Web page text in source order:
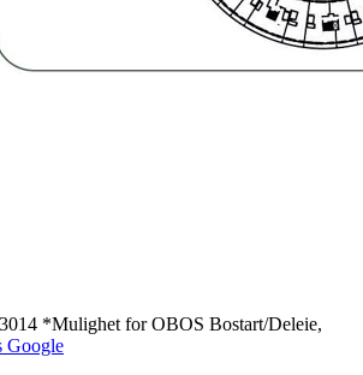
*Mulighet for OBOS Bostart/Deleie,
Google